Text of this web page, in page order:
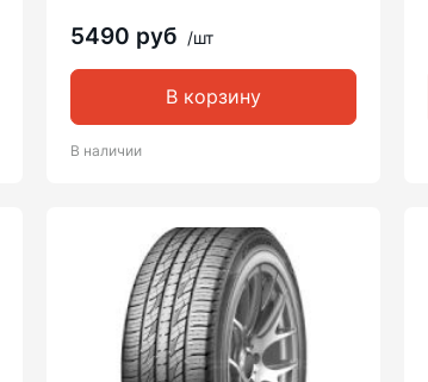
5490 руб /шт
В корзину
В наличии